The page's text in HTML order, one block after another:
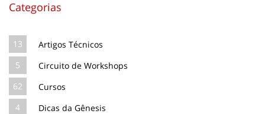
Categorias
13
Artigos Técnicos
5
Circuito de Workshops
62
Cursos
4
Dicas da Gênesis